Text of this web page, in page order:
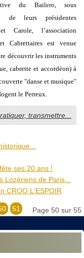
du Bailero, sous
de leurs présidentes
Carole, l’association
Cabrettaires est venue
découvrir les instruments
cabrette et accordéon) à
"danse et musique"
le Perreux.
transmettre...
ses 20 ans !
Lozériens de Paris...
CROQ L'ESPOIR
Page 50 sur 55
51